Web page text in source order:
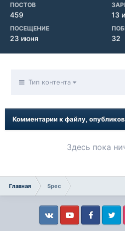
ПОСТОВ
459 13
ПОСЕЩЕНИЕ
23 июня 32
Тип контента
Комментарии к файлу,
Здесь пока
Главная Spec
VkontakteYouTube FacebookTwitter